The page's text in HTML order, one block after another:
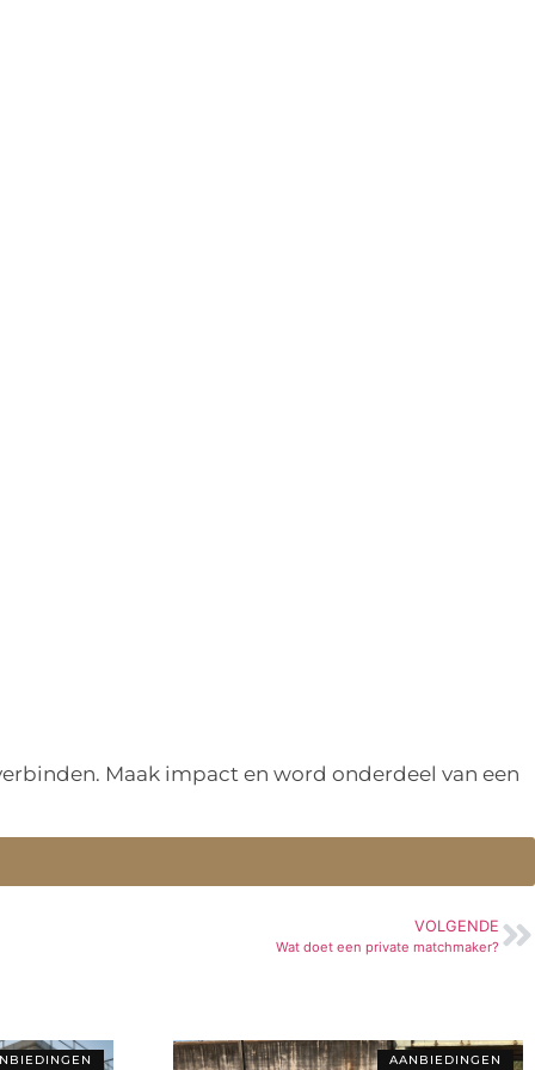
Maak impact en word onderdeel van een
VOLGENDE
Wat doet een private matchmaker?
AANBIEDINGEN